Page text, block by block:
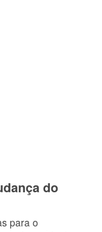
do
para o